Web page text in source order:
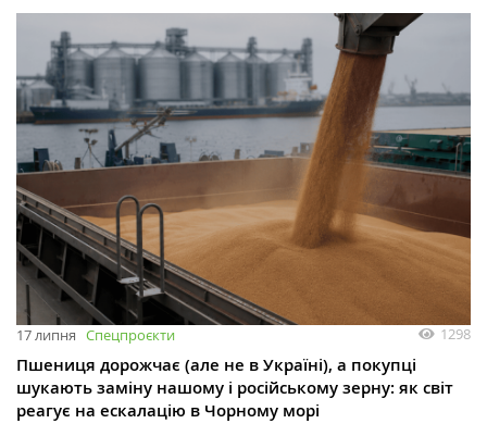
17 липня Спецпроєкти 1298
Пшениця дорожчає (але не в Україні), а покупці
шукають заміну нашому і російському зерну: як світ
реагує на ескалацію в Чорному морі